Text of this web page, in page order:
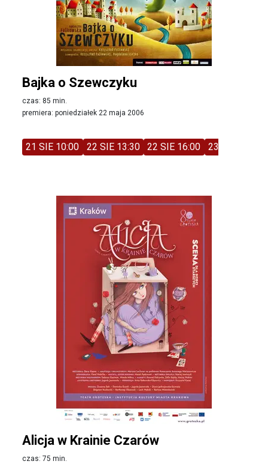
Bajka o Szewczyku
czas: 85 min.
premiera: poniedziałek 22 maja 2006
21 SIE 10:00 22 SIE 13:30 22 SIE 16:00 23 SIE 11:00
Alicja w Krainie Czarów
czas: 75 min.